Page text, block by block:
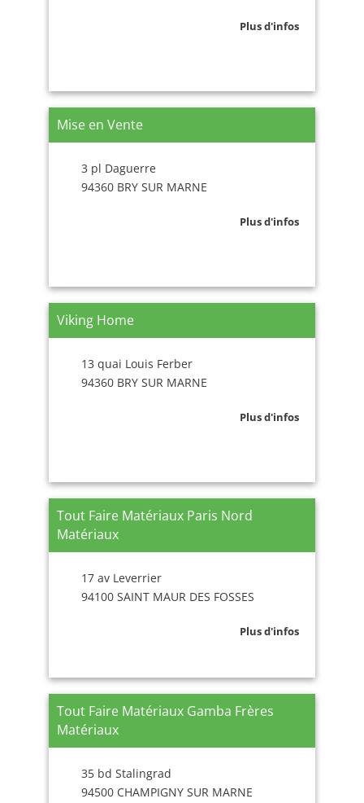
Plus d'infos
Mise en Vente
3 pl Daguerre
94360 BRY SUR MARNE
Plus d'infos
Viking Home
13 quai Louis Ferber
94360 BRY SUR MARNE
Plus d'infos
Tout Faire Matériaux Paris Nord
Matériaux
17 av Leverrier
94100 SAINT MAUR DES FOSSES
Plus d'infos
Tout Faire Matériaux Gamba Frères
Matériaux
35 bd Stalingrad
94500 CHAMPIGNY SUR MARNE